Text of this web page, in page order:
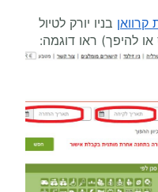
בניו יורק לטיול
או להיפך) ראו דוגמה: